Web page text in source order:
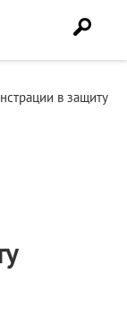
в защиту